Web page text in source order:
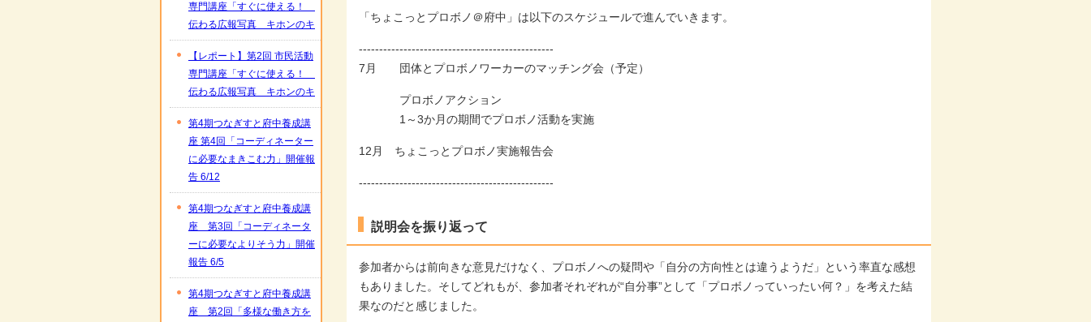
「ちょこっとプロボノ＠府中」は以下のスケジュールで進んでいきます。
------------------------------------------------
7月 団体とプロボノワーカーのマッチング会（予定）
プロボノアクション
1～3か月の期間でプロボノ活動を実施
12月 ちょこっとプロボノ実施報告会
------------------------------------------------
説明会を振り返って
参加者からは前向きな意見だけなく、プロボノへの疑問や「自分の方向性とは違うようだ」という率直な感想
もありました。そしてどれもが、参加者それぞれが“自分事”として「プロボノっていったい何？」を考えた結
果なのだと感じました。
専門講座「すぐに使える！
伝わる広報写真 キホンのキ
【レポート】第2回 市民活動
専門講座「すぐに使える！
伝わる広報写真 キホンのキ
第4期つなぎすと府中養成講
座 第4回「コーディネーター
に必要なまきこむ力」開催報
告 6/12
第4期つなぎすと府中養成講
座 第3回「コーディネータ
ーに必要なよりそう力」開催
報告 6/5
第4期つなぎすと府中養成講
座 第2回「多様な働き方を